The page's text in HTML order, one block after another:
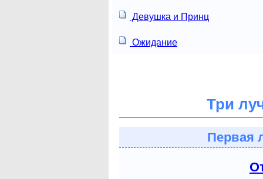
Девушка и Принц
Ожидание
Три
Первая